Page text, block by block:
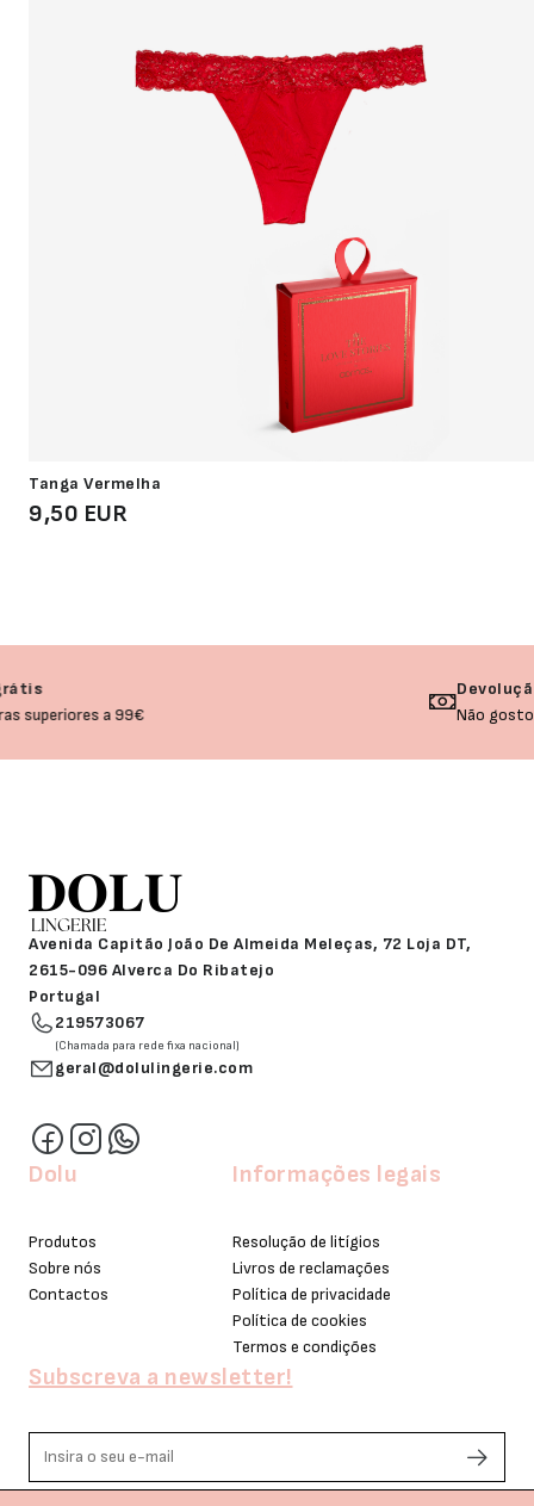
Tanga Vermelha
9,50 EUR
Avenida Capitão João De Almeida Meleças, 72 Loja DT,
2615-096 Alverca Do Ribatejo
Portugal
219573067
(Chamada para rede fixa nacional)
geral@dolulingerie.com
Dolu
Produtos
Sobre nós
Contactos
Informações legais
Resolução de litígios
Livros de reclamações
Política de privacidade
Política de cookies
Termos e condições
Subscreva a newsletter!